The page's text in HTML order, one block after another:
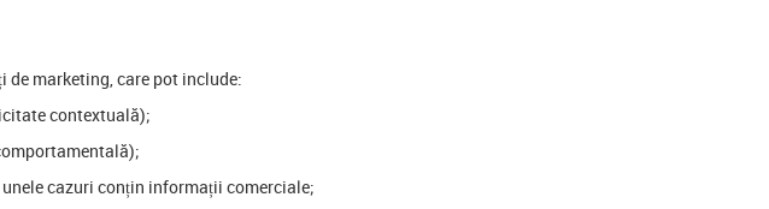
marketing, care pot include:
contextuală);
cazuri conțin informații comerciale;